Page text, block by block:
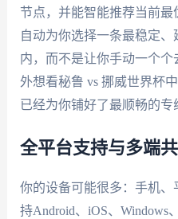
节点，并能智能推荐当前
自动为你选择一条最稳定
内，而不是让你手动一个
外想看秘鲁 vs 挪威世界杯
已经为你铺好了最顺畅的专
全平台支持与多端
你的设备可能很多：手机、
持Android、iOS、Windows